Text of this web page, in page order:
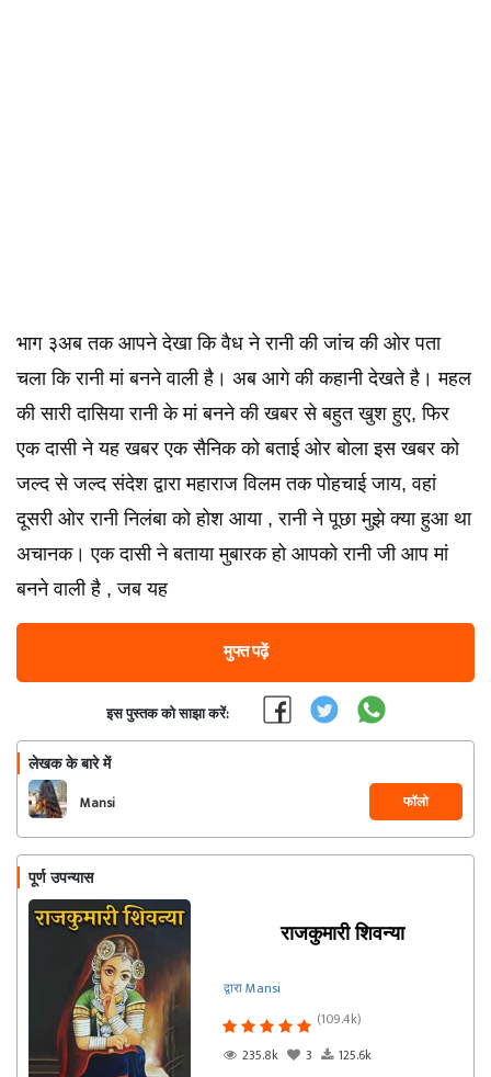
भाग ३अब तक आपने देखा कि वैध ने रानी की जांच की ओर पता
चला कि रानी मां बनने वाली है। अब आगे की कहानी देखते है। महल
की सारी दासिया रानी के मां बनने की खबर से बहुत खुश हुए, फिर
एक दासी ने यह खबर एक सैनिक को बताई ओर बोला इस खबर को
जल्द से जल्द संदेश द्वारा महाराज विलम तक पोहचाई जाय, वहां
दूसरी ओर रानी निलंबा को होश आया , रानी ने पूछा मुझे क्या हुआ था
अचानक। एक दासी ने बताया मुबारक हो आपको रानी जी आप मां
बनने वाली है , जब यह
मुफ्त पढ़ें
इस पुस्तक को साझा करें:
लेखक के बारे में
Mansi फॉलो
पूर्ण उपन्यास
राजकुमारी शिवन्या
द्वारा Mansi
(109.4k)
235.8k
3 125.6k